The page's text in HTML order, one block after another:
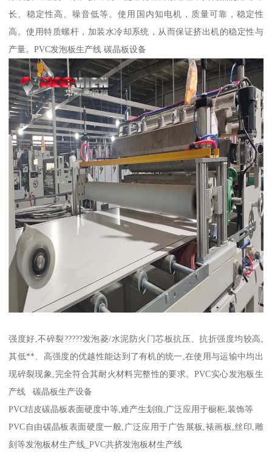
长、稳定性高、噪音低等。使用国内知电机，质量可靠，稳定性
高。使用特质螺杆，加装水冷却系统，从而保证挤出机的稳定性与
产量。PVC发泡板生产线 碳晶板设备
强度好,不碎裂?????发泡菱/水泥防火门芯板抗压、抗折强度均较高,
其低**、高强度的优越性能达到了有机的统一,在使用与运输中均出
现碎裂现象,完全符合其耐火材料完整性的要求。PVC实心发泡板生
产线 碳晶板生产设备
PVC结皮碳晶板表面硬度中等,难产生划痕,广泛应用于橱柜,装饰等
PVC自由碳晶板表面硬度一般,广泛应用于广告展板,裱画板,丝印,雕
刻等发泡板材生产线_PVC共挤发泡板材生产线